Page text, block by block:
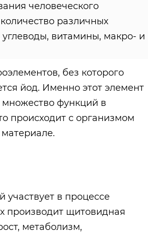
человеческого
различных
витамины, макро- и
без которого
йод. Именно этот элемент
множество функций в
происходит с организмом
в процессе
производит щитовидная
метаболизм,